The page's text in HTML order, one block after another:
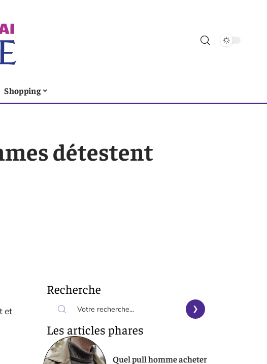
Shopping
détestent
et
Recherche
Les articles phares
Quel pull homme acheter